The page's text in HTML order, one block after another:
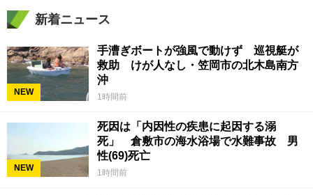
新着ニュース
NEW
手漕ぎボートが強風で動けず 巡視艇が
救助 けが人なし・笠岡市の北木島南方
沖
1時間前
NEW
死因は「内因性の疾患に起因する溺
死」 倉敷市の海水浴場で水難事故 男
性(69)死亡
1時間前